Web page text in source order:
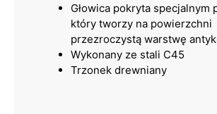
Głowica pokryta specjalnym
który tworzy na powierzchni
przezroczystą warstwę
Wykonany ze stali C45
Trzonek drewniany